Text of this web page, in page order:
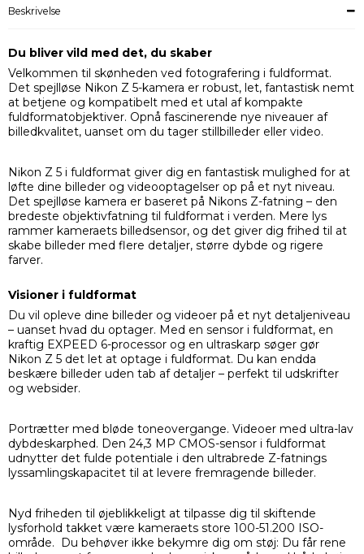
Beskrivelse
Du bliver vild med det, du skaber
Velkommen til skønheden ved fotografering i fuldformat.
Det spejlløse Nikon Z 5-kamera er robust, let, fantastisk nemt
at betjene og kompatibelt med et utal af kompakte
fuldformatobjektiver. Opnå fascinerende nye niveauer af
billedkvalitet, uanset om du tager stillbilleder eller video.
Nikon Z 5 i fuldformat giver dig en fantastisk mulighed for at
løfte dine billeder og videooptagelser op på et nyt niveau.
Det spejlløse kamera er baseret på Nikons Z-fatning – den
bredeste objektivfatning til fuldformat i verden. Mere lys
rammer kameraets billedsensor, og det giver dig frihed til at
skabe billeder med flere detaljer, større dybde og rigere
farver.
Visioner i fuldformat
Du vil opleve dine billeder og videoer på et nyt detaljeniveau
– uanset hvad du optager. Med en sensor i fuldformat, en
kraftig EXPEED 6-processor og en ultraskarp søger gør
Nikon Z 5 det let at optage i fuldformat. Du kan endda
beskære billeder uden tab af detaljer – perfekt til udskrifter
og websider.
Portrætter med bløde toneovergange. Videoer med ultra-lav
dybdeskarphed. Den 24,3 MP CMOS-sensor i fuldformat
udnytter det fulde potentiale i den ultrabrede Z-fatnings
lyssamlingskapacitet til at levere fremragende billeder.
Nyd friheden til øjeblikkeligt at tilpasse dig til skiftende
lysforhold takket være kameraets store 100-51.200 ISO-
område. Du behøver ikke bekymre dig om støj: Du får rene